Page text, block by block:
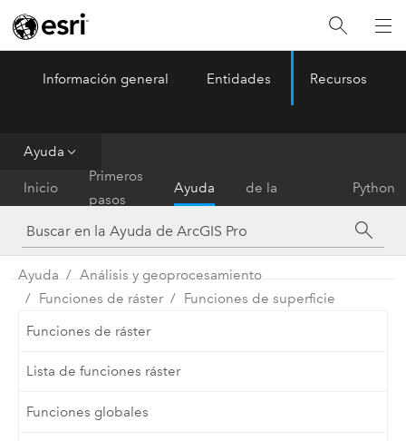
ArcGIS Pro Menu
Información general Entidades Recursos
Ayuda
Inicio
Primeros
pasos
Ayuda
de la
herramienta
Python
Ayuda
Análisis y geoprocesamiento
Funciones de ráster
Funciones de superficie
Funciones de ráster
Lista de funciones ráster
Funciones globales